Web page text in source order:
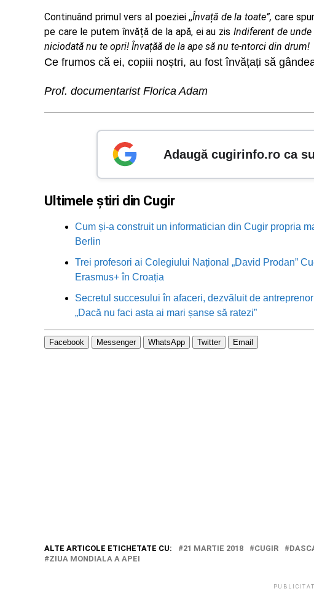
Continuând primul vers al poeziei ,,Învață de la toate”, care
pe care le putem învăță de la apă, ei au zis Indiferent de
niciodată nu te opri! Învațăă de la ape să nu te-ntorci din drum!
Ce frumos că ei, copiii noștri, au fost învățați să
Prof. documentarist Florica Adam
Adaugă cugirinfo.ro ca
Ultimele știri din Cugir
Cum și-a construit un informatician din Cugir propria
Berlin
Trei profesori ai Colegiului Național „David Prodan”
Erasmus+ în Croația
Secretul succesului în afaceri, dezvăluit de
„Dacă nu faci asta ai mari șanse să ratezi”
Facebook Messenger WhatsApp Twitter Email
ALTE ARTICOLE ETICHETATE CU: 21 MARTIE 2018 CUGIR
ZIUA MONDIALA A APEI